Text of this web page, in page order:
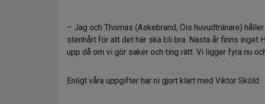
– Jag och Thomas (Askebrand, Öis huvudtränare)
stenhårt för att det här ska bli bra. Nästa år finns inget
upp då om vi gör saker och ting rätt. Vi ligger fyra nu
Enligt våra uppgifter har ni gjort klart med Viktor Sköld.